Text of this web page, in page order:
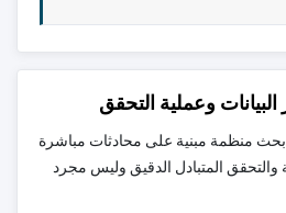
وعملية التحقق
بحث منظمة مبنية على محادثات مباشرة
والتحقق المتبادل الدقيق وليس مجرد